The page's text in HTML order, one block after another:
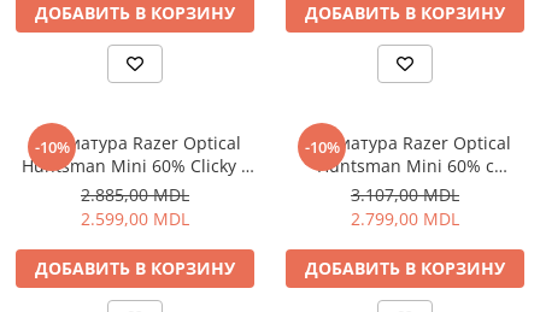
ДОБАВИТЬ В КОРЗИНУ ДОБАВИТЬ В КОРЗИНУ
-10%
Клавиатура Razer Optical
Huntsman Mini 60% Clicky с
переключателями Purple,
раскладка US
2.885,00 MDL
2.599,00 MDL
ДОБАВИТЬ В КОРЗИНУ
-10%
Клавиатура Razer Optical
Huntsman Mini 60% с
линейным переключателем
красного цвета
3.107,00 MDL
2.799,00 MDL
ДОБАВИТЬ В КОРЗИНУ